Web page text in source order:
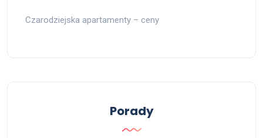
Czarodziejska apartamenty – ceny
Porady